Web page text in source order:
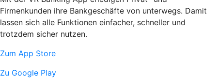
Firmenkunden ihre Bankgeschäfte von unterwegs. Damit
lassen sich alle Funktionen einfacher, schneller und
trotzdem sicher nutzen.
Zum App Store
Zu Google Play